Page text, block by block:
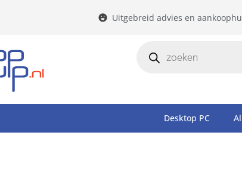
Uitgebreid advies en
Desktop PC